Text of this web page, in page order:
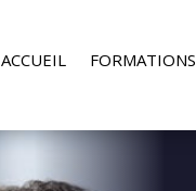
ACCUEIL FORMATIONS